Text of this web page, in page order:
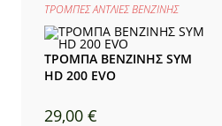
ΤΡΟΜΠΕΣ ΑΝΤΛΙΕΣ ΒΕΝΖΙΝΗΣ
ΤΡΟΜΠΑ ΒΕΝΖΙΝΗΣ SYM
HD 200 EVO
29,00€